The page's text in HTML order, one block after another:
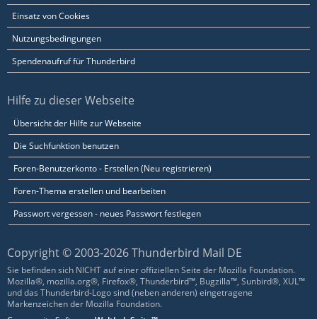
Einsatz von Cookies
Nutzungsbedingungen
Spendenaufruf für Thunderbird
Hilfe zu dieser Webseite
Übersicht der Hilfe zur Webseite
Die Suchfunktion benutzen
Foren-Benutzerkonto - Erstellen (Neu registrieren)
Foren-Thema erstellen und bearbeiten
Passwort vergessen - neues Passwort festlegen
Copyright © 2003-2026 Thunderbird Mail DE
Sie befinden sich NICHT auf einer offiziellen Seite der Mozilla Foundation.
Mozilla®, mozilla.org®, Firefox®, Thunderbird™, Bugzilla™, Sunbird®, XUL™
und das Thunderbird-Logo sind (neben anderen) eingetragene
Markenzeichen der Mozilla Foundation.